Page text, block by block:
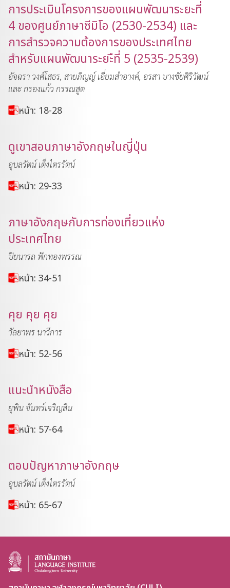
การประเมินโครงการของแผนพัฒนาระยะที่
4 ของศูนย์ภาษาซีมิโอ (2530-2534) และ
การสำรวจความต้องการของประเทศไทย
สำหรับแผนพัฒนาระยะืที่ 5 (2535-2539)
อัจฉรา วงศ์โสธร, สายภิญญ์ เอี่ยมสำอางค์, อรสา บางชัยศิริวัฒน์
และ กรองแก้ว กรรณสูต
หน้า: 18-28
ดูเขาสอนภาษาอังกฤษในญี่ปุ่น
อุบลรัตน์ เต็งไตรรัตน์
หน้า: 29-33
ภาษาอังกฤษกับการท่องเที่ยวแห่ง
ประเทศไทย
ปิยนารถ ฟักทองพรรณ
หน้า: 34-51
คุย คุย คุย
วัลยาพร นาวีการ
หน้า: 52-56
แนะนำหนังสือ
ยุพิน จันทร์เจริญสิน
หน้า: 57-64
ตอบปัญหาภาษาอังกฤษ
อุบลรัตน์ เต็งไตรรัตน์
หน้า: 65-67